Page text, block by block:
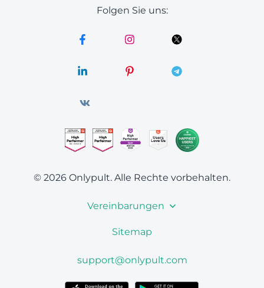
Folgen Sie uns:
© 2026 Onlypult. Alle Rechte vorbehalten.
Vereinbarungen
Sitemap
support@onlypult.com